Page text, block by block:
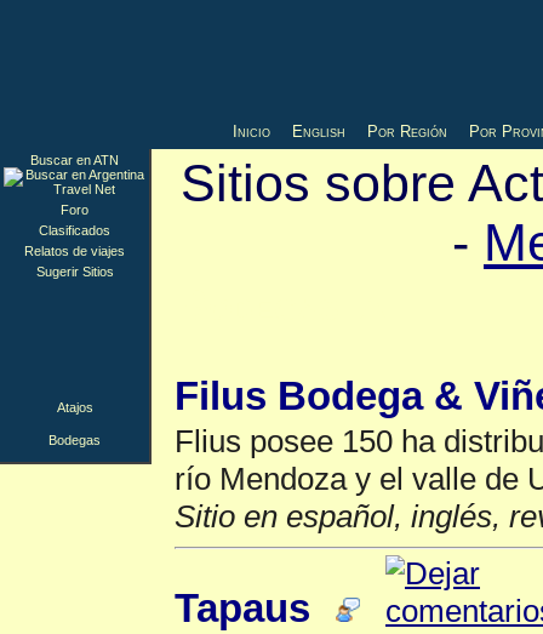
Inicio English Por Región Por
Sitios sobre
-
Filus Bodega &
Flius posee 150 ha
río Mendoza y el valle de
Sitio en español, inglés,
Tapaus
Buscar en ATN
Foro
Clasificados
Relatos de viajes
Sugerir Sitios
Atajos
Bodegas